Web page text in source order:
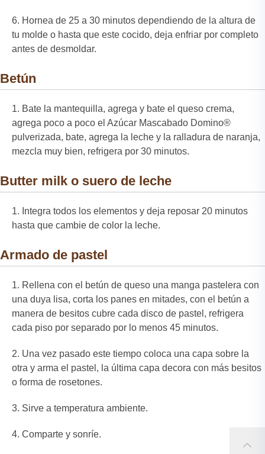
Hornea de 25 a 30 minutos dependiendo de la altura de
tu molde o hasta que este cocido, deja enfriar por completo
antes de desmoldar.
Betún
Bate la mantequilla, agrega y bate el queso crema,
agrega poco a poco el Azúcar Mascabado Domino®
pulverizada, bate, agrega la leche y la ralladura de naranja,
mezcla muy bien, refrigera por 30 minutos.
Butter milk o suero de leche
Integra todos los elementos y deja reposar 20 minutos
hasta que cambie de color la leche.
Armado de pastel
Rellena con el betún de queso una manga pastelera con
una duya lisa, corta los panes en mitades, con el betún a
manera de besitos cubre cada disco de pastel, refrigera
cada piso por separado por lo menos 45 minutos.
Una vez pasado este tiempo coloca una capa sobre la
otra y arma el pastel, la última capa decora con más besitos
o forma de rosetones.
Sirve a temperatura ambiente.
Comparte y sonríe.